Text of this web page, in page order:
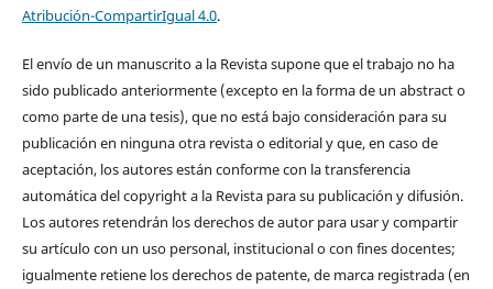
Atribución-CompartirIgual 4.0.
El envío de un manuscrito a la Revista supone que el trabajo no ha
sido publicado anteriormente (excepto en la forma de un abstract o
como parte de una tesis), que no está bajo consideración para su
publicación en ninguna otra revista o editorial y que, en caso de
aceptación, los autores están conforme con la transferencia
automática del copyright a la Revista para su publicación y difusión.
Los autores retendrán los derechos de autor para usar y compartir
su artículo con un uso personal, institucional o con fines docentes;
igualmente retiene los derechos de patente, de marca registrada (en